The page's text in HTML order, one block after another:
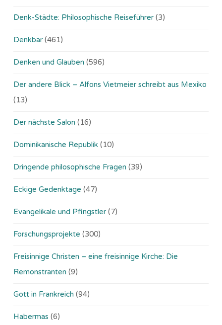
Denk-Städte: Philosophische Reiseführer (3)
Denkbar (461)
Denken und Glauben (596)
Der andere Blick – Alfons Vietmeier schreibt aus Mexiko
(13)
Der nächste Salon (16)
Dominikanische Republik (10)
Dringende philosophische Fragen (39)
Eckige Gedenktage (47)
Evangelikale und Pfingstler (7)
Forschungsprojekte (300)
Freisinnige Christen – eine freisinnige Kirche: Die
Remonstranten (9)
Gott in Frankreich (94)
Habermas (6)